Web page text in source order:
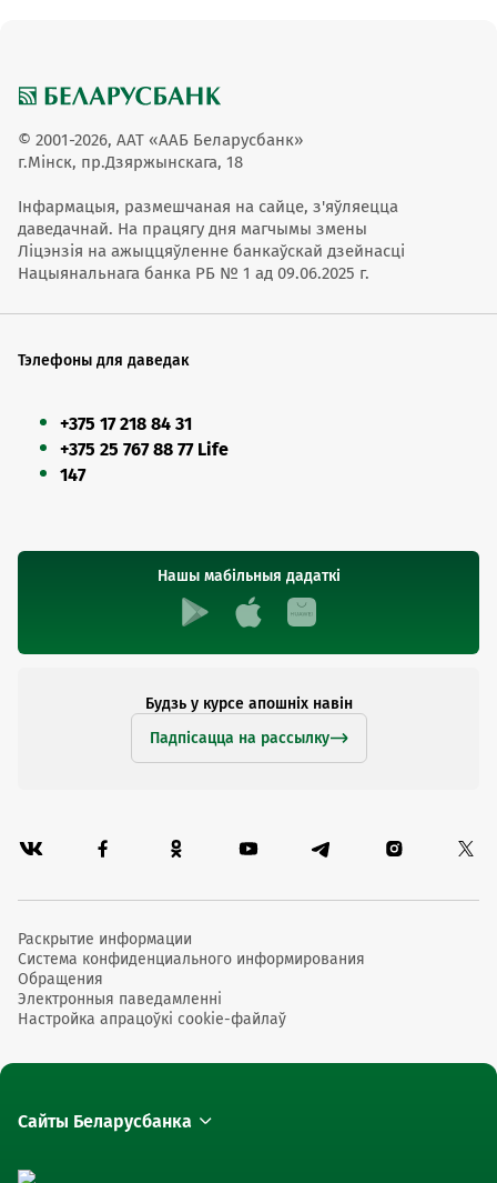
© 2001-2026, ААТ «ААБ Беларусбанк»
г.Мінск, пр.Дзяржынскага, 18
Інфармацыя, размешчаная на сайце, з'яўляецца
даведачнай. На працягу дня магчымы змены
Ліцэнзія на ажыццяўленне банкаўскай дзейнасці
Нацыянальнага банка РБ № 1 ад 09.06.2025 г.
Тэлефоны для даведак
+375 17 218 84 31
+375 25 767 88 77 Life
147
Нашы мабільныя дадаткі
Будзь у курсе апошніх навін
Падпісацца на рассылку
Раскрытие информации
Система конфиденциального информирования
Обращения
Электронныя паведамленні
Настройка апрацоўкі cookie-файлаў
Сайты Беларусбанка